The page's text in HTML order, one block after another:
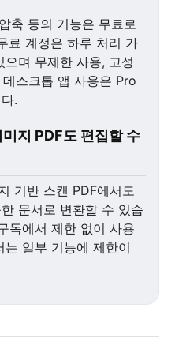
축 등의 기능은 무료로
료 계정은 하루 처리 가
며 무제한 사용, 고성
스크톱 앱 사용은 Pro
.
지 PDF도 편집할 수
기반 스캔 PDF에서도
문서로 변환할 수 있습
독에서 제한 없이 사용
일부 기능에 제한이